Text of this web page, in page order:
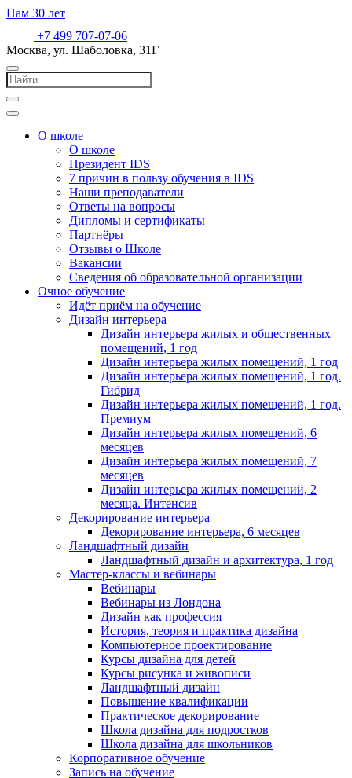
Нам 30 лет
+7 499 707-07-06
Москва, ул. Шаболовка, 31Г
О школе
О школе
Президент IDS
7 причин в пользу обучения в IDS
Наши преподаватели
Ответы на вопросы
Дипломы и сертификаты
Партнёры
Отзывы о Школе
Вакансии
Сведения об образовательной организации
Очное обучение
Идёт приём на обучение
Дизайн интерьера
Дизайн интерьера жилых и общественных
помещений, 1 год
Дизайн интерьера жилых помещений, 1 год
Дизайн интерьера жилых помещений, 1 год.
Гибрид
Дизайн интерьера жилых помещений, 1 год.
Премиум
Дизайн интерьера жилых помещений, 6
месяцев
Дизайн интерьера жилых помещений, 7
месяцев
Дизайн интерьера жилых помещений, 2
месяца. Интенсив
Декорирование интерьера
Декорирование интерьера, 6 месяцев
Ландшафтный дизайн
Ландшафтный дизайн и архитектура, 1 год
Мастер-классы и вебинары
Вебинары
Вебинары из Лондона
Дизайн как профессия
История, теория и практика дизайна
Компьютерное проектирование
Курсы дизайна для детей
Курсы рисунка и живописи
Ландшафтный дизайн
Повышение квалификации
Практическое декорирование
Школа дизайна для подростков
Школа дизайна для школьников
Корпоративное обучение
Запись на обучение